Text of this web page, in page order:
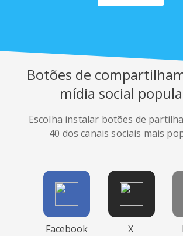
Botões de
mídia social
Escolha instalar botões de
40 dos canais sociais mais
Facebook X